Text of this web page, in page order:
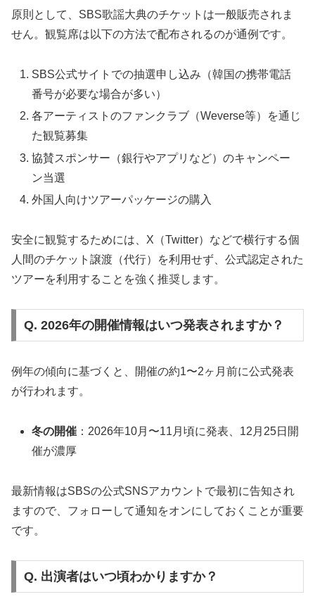
原則として、SBS歌謡大典のチケットは一般販売されま
せん。観覧席は以下の方法で配布されるのが通例です。
SBS公式サイトでの抽選申し込み（韓国の携帯電話
番号が必要な場合が多い）
各アーティストのファンクラブ（Weverse等）を通じ
た観覧募集
協賛スポンサー（銀行やアプリなど）のキャンペー
ン当選
外国人向けツアーパッケージの購入
安全に観覧するためには、X（Twitter）などで横行する個
人間のチケット譲渡（代行）を利用せず、公式認定された
ツアーを利用することを強く推奨します。
Q. 2026年の開催情報はいつ発表されますか？
例年の傾向に基づくと、開催の約1〜2ヶ月前に公式発表
が行われます。
冬の開催 ：2026年10月〜11月頃に発表、12月25日開
催が濃厚
最新情報はSBSの公式SNSアカウントで最初に告知され
ますので、フォローして通知をオンにしておくことが重要
です。
Q. 出演者はいつ頃わかりますか？